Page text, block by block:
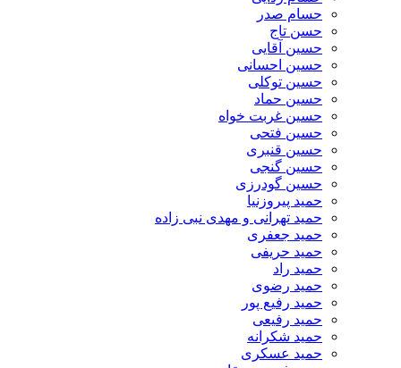
حسام صدر
حسن تاج
حسین آقایی
حسین احسانی
حسین توکلی
حسین حماد
حسین غربت خواه
حسین فتحی
حسین قنبری
حسین گنجی
حسین گودرزی
حمید پیروزنیا
حمید تهرانی و مهدی نبی زاده
حمید جعفری
حمید حریفی
حمید راد
حمید رضوی
حمید رفیع پور
حمید رفیعی
حمید شکرانه
حمید عسکری